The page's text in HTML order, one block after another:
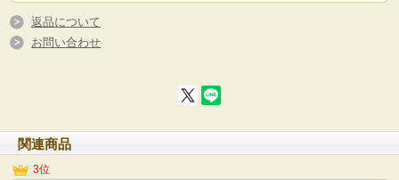
返品について
お問い合わせ
関連商品
3位